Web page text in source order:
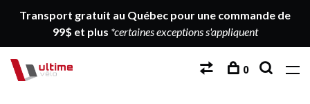
Transport gratuit au Québec pour une commande de
99$ et plus *certaines exceptions s'appliquent
0